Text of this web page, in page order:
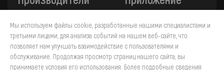
Все платежи на сайте защищены технологией 3-D
Secure. Прием платежей осуществляется через ПАО
«Сбербанк».
Мы используем файлы cookie, разработанные нашими специалистами и
третьими лицами, для анализа событий на нашем веб-сайте, что
позволяет нам улучшать взаимодействие с пользователями и
обслуживание. Продолжая просмотр страниц нашего сайта, вы
принимаете условия его использования. Более подробные сведения